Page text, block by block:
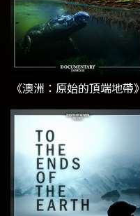
《澳洲：原始的頂端地帶》